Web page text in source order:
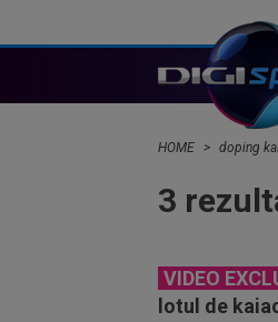
HOME doping
3
VIDEO
lotul de